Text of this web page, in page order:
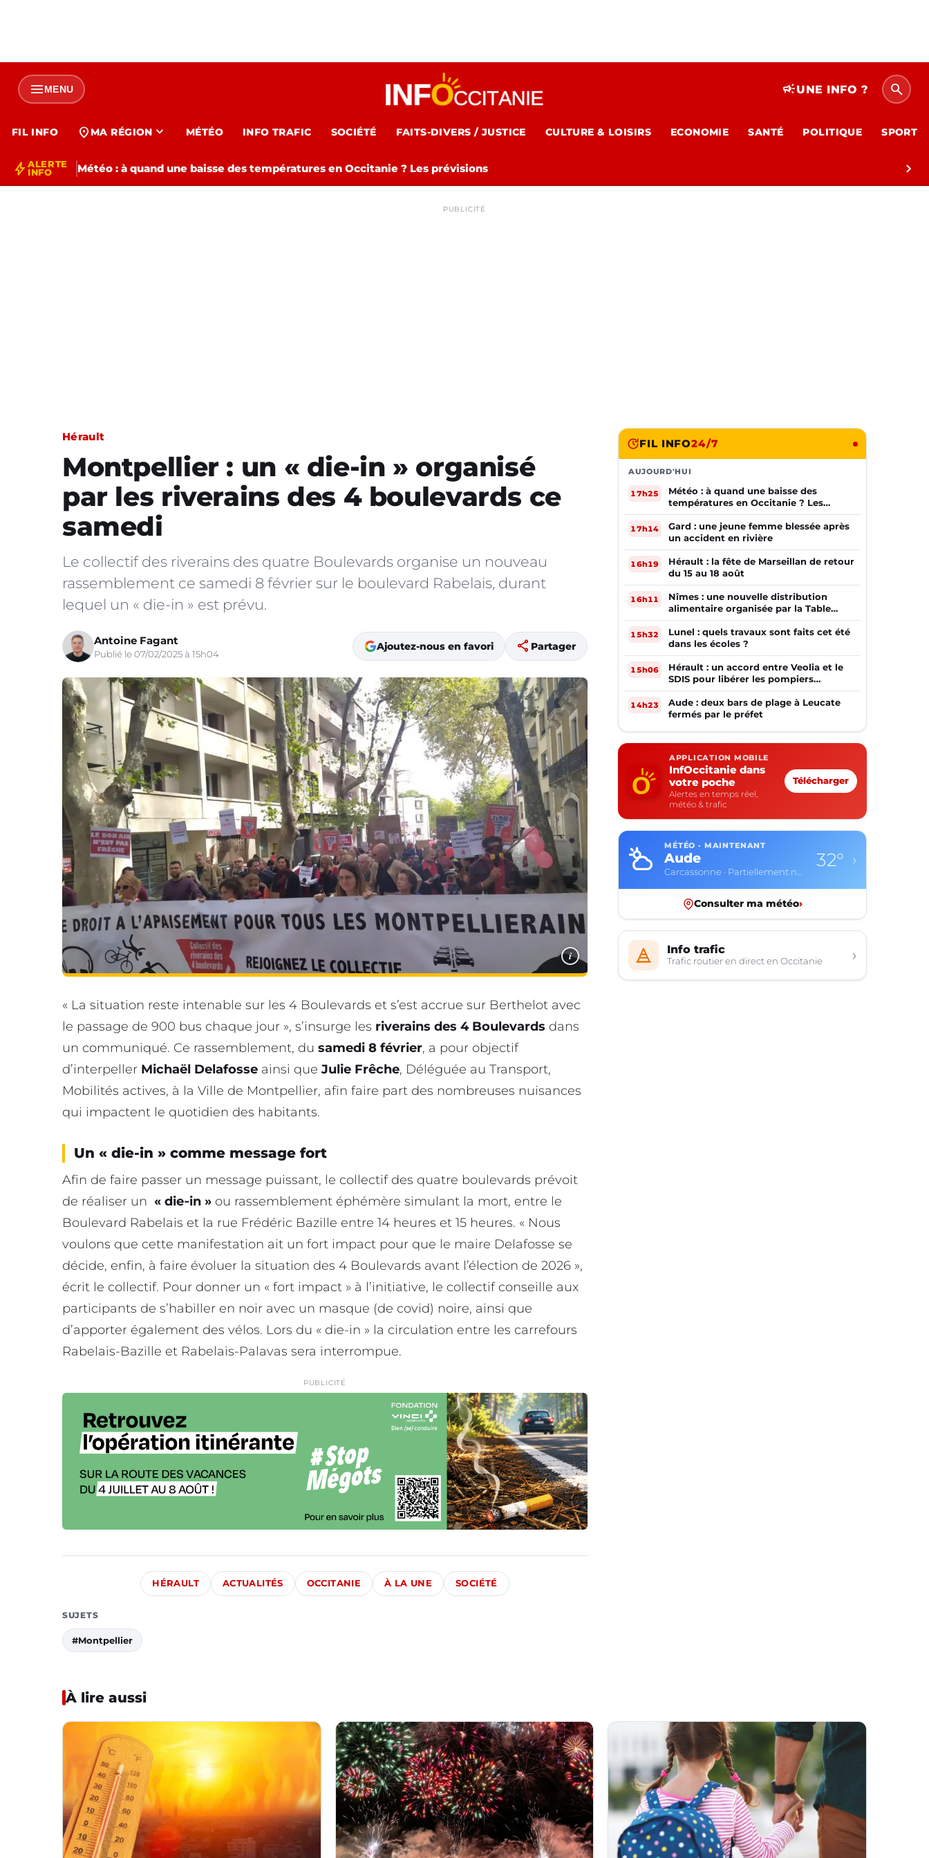
menuMENU campaignUNE INFO ? search
FIL INFO location_on MA RÉGION expand_more MÉTÉO INFO TRAFIC SOCIÉTÉ FAITS-DIVERS / JUSTICE CULTURE & LOISIRS ECONOMIE SANTÉ POLITIQUE SPORT
bolt ALERTE
INFO
Météo : à quand une baisse des températures en Occitanie ? Les prévisions chevron_right
PUBLICITÉ
Hérault
Montpellier : un « die-in » organisé
par les riverains des 4 boulevards ce
samedi
Le collectif des riverains des quatre Boulevards organise un nouveau
rassemblement ce samedi 8 février sur le boulevard Rabelais, durant
lequel un « die-in » est prévu.
Antoine Fagant
Publié le 07/02/2025 à 15h04
Ajoutez-nous en favori share Partager
i
« La situation reste intenable sur les 4 Boulevards et s’est accrue sur Berthelot avec
le passage de 900 bus chaque jour », s’insurge les riverains des 4 Boulevards dans
un communiqué. Ce rassemblement, du samedi 8 février, a pour objectif
d’interpeller Michaël Delafosse ainsi que Julie Frêche, Déléguée au Transport,
Mobilités actives, à la Ville de Montpellier, afin faire part des nombreuses nuisances
qui impactent le quotidien des habitants.
Un « die-in » comme message fort
Afin de faire passer un message puissant, le collectif des quatre boulevards prévoit
de réaliser un « die‐in » ou rassemblement éphémère simulant la mort, entre le
Boulevard Rabelais et la rue Frédéric Bazille entre 14 heures et 15 heures. « Nous
voulons que cette manifestation ait un fort impact pour que le maire Delafosse se
décide, enfin, à faire évoluer la situation des 4 Boulevards avant l’élection de 2026 »,
écrit le collectif. Pour donner un « fort impact » à l’initiative, le collectif conseille aux
participants de s’habiller en noir avec un masque (de covid) noire, ainsi que
d’apporter également des vélos. Lors du « die-in » la circulation entre les carrefours
Rabelais-Bazille et Rabelais-Palavas sera interrompue.
PUBLICITÉ
HÉRAULT ACTUALITÉS OCCITANIE À LA UNE SOCIÉTÉ
SUJETS
#Montpellier
FIL INFO24/7
AUJOURD'HUI
17h25
Météo : à quand une baisse des
températures en Occitanie ? Les
prévisions
17h14
Gard : une jeune femme blessée après
un accident en rivière
16h19
Hérault : la fête de Marseillan de retour
du 15 au 18 août
16h11
Nîmes : une nouvelle distribution
alimentaire organisée par la Table
Ouverte
15h32
Lunel : quels travaux sont faits cet été
dans les écoles ?
15h06
Hérault : un accord entre Veolia et le
SDIS pour libérer les pompiers
volontaires
14h23
Aude : deux bars de plage à Leucate
fermés par le préfet
APPLICATION MOBILE
InfOccitanie dans
votre poche
Alertes en temps réel,
météo & trafic
Télécharger
MÉTÉO · MAINTENANT
Aude
Carcassonne · Partiellement nuageux
32° ›
Consulter ma météo›
Info trafic
Trafic routier en direct en Occitanie ›
À lire aussi